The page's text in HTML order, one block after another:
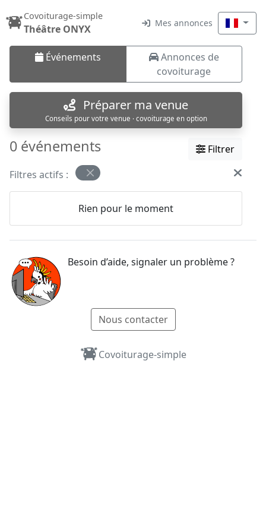
Covoiturage-simple
Théâtre ONYX Mes annonces
Événements
Annonces de
covoiturage
Préparer ma venue
Conseils pour votre venue · covoiturage en option
0 événements
Filtrer
Filtres actifs :
Rien pour le moment
Besoin d’aide, signaler un problème ?
Nous contacter
Covoiturage-simple